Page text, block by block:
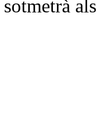
sotmetrà